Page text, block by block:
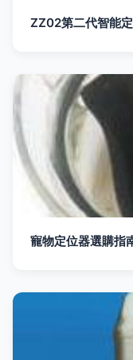
ZZ02第二代智能
寵物定位器選購指